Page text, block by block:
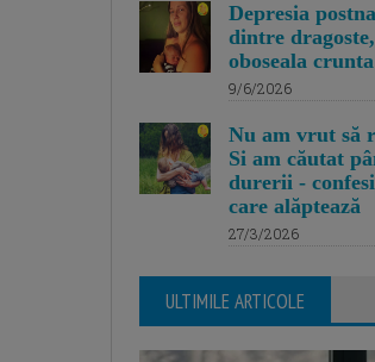
Depresia
dintre
oboseala
9/6/2026
Nu am vrut să
Si am căutat
durerii -
care alăptează
27/3/2026
ULTIMILE ARTICOLE